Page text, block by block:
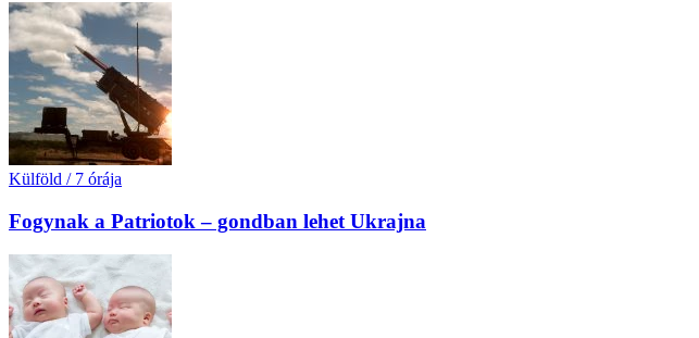
Külföld / 7 órája
Fogynak a Patriotok – gondban lehet Ukrajna